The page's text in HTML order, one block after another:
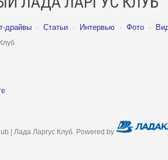
драйвы · Статьи · Интервью · Фото ·
| Лада Ларгус Клуб. Powered by